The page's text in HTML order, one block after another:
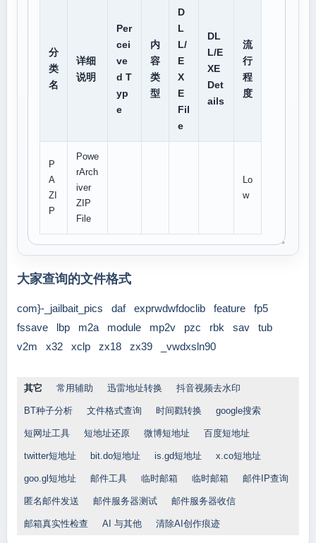
分
类
名
详细
说明
Per
cei
ve
d T
yp
e
内
容
类
型
D
L
L/
E
X
E
Fil
e
DL
L/E
XE
Det
ails
流
行
程
度
P
A
ZI
P
Powe
rArch
iver
ZIP
File
Lo
w
大家查询的文件格式
com}-_jailbait_pics daf exprwdwfdoclib feature
fp5
fssave
lbp m2a module mp2v pzc rbk sav
tub
v2m
x32 xclp zx18 zx39 _vwdxsln90
其它 常用辅助 迅雷地址转换 抖音视频去水印
BT种子分析 文件格式查询 时间戳转换 google搜索
短网址工具 短地址还原 微博短地址 百度短地址
twitter短地址 bit.do短地址 is.gd短地址 x.co短地址
goo.gl短地址 邮件工具 临时邮箱 临时邮箱 邮件IP查询
匿名邮件发送 邮件服务器测试 邮件服务器收信
邮箱真实性检查 AI 与其他 清除AI创作痕迹